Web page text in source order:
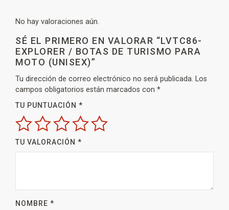
No hay valoraciones aún.
SÉ EL PRIMERO EN VALORAR “LVTC86-
EXPLORER / BOTAS DE TURISMO PARA
MOTO (UNISEX)”
Tu dirección de correo electrónico no será publicada. Los
campos obligatorios están marcados con *
TU PUNTUACIÓN *
TU VALORACIÓN *
NOMBRE *